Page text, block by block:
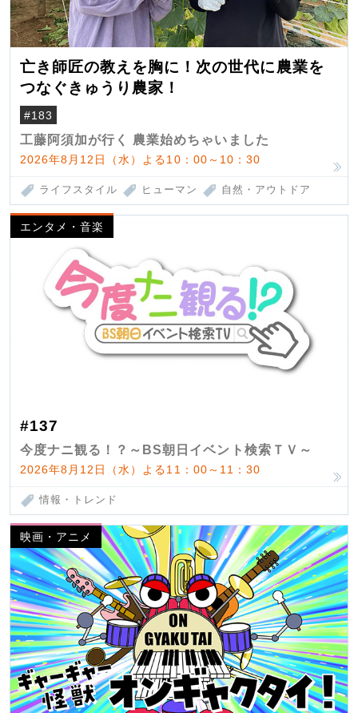
亡き師匠の教えを胸に！次の世代に農業を
つなぐきゅうり農家！
#183
工藤阿須加が行く 農業始めちゃいました
2026年8月12日（水）よる10：00～10：30
ライフスタイル ヒューマン 自然・アウトドア
エンタメ・音楽
#137
今度ナニ観る！？～BS朝日イベント検索ＴＶ～
2026年8月12日（水）よる11：00～11：30
情報・トレンド
映画・アニメ